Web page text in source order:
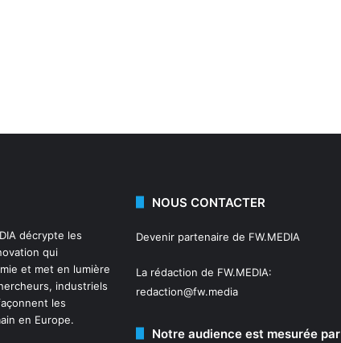
décrypte les
qui
et met en lumière
industriels
les
en Europe.
NOUS CONTACTER
Devenir partenaire de FW.MEDIA
La rédaction de FW.MEDIA:
redaction@fw.media
Notre audience est mesurée par